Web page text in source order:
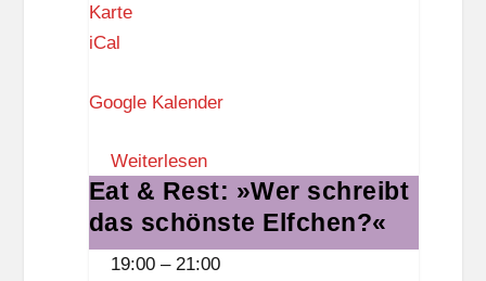
KarteF
u
S
e
g
iCal
Google Kalender
Weiterlesen
Eat
&
Rest:
Eat & Rest: »Wer schreibt
das schönste Elfchen?«
19:00 – 21:00